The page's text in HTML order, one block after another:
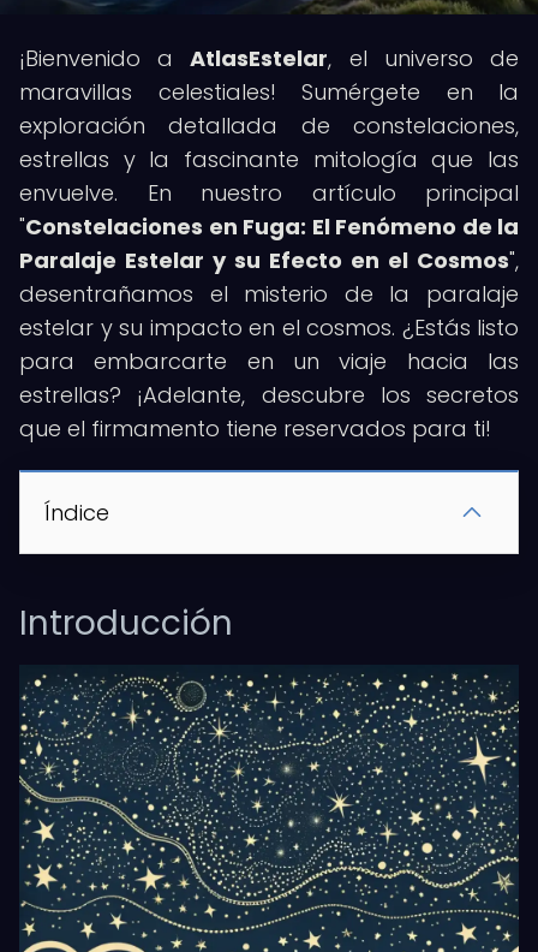
¡Bienvenido aAtlasEstelar, el universo de
maravillas celestiales! Sumérgete en la
exploración detallada de constelaciones,
estrellas y la fascinante mitología que las
envuelve. En nuestro artículo principal
"Constelaciones en Fuga: El Fenómeno de la
Paralaje Estelar y su Efecto en el Cosmos",
desentrañamos el misterio de la paralaje
estelar y su impacto en el cosmos. ¿Estás listo
para embarcarte en un viaje hacia las
estrellas? ¡Adelante, descubre los secretos
que el firmamento tiene reservados para ti!
Índice
Introducción